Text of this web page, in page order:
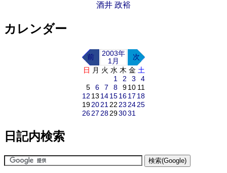
酒井 政裕
カレンダー
前
2003年
1月
次
日 月 火 水 木 金 土
1
2 3
4
5
6 7 8 910 11
12 13 14151617 18
192021 22 23 2425
2627 28293031
日記内検索